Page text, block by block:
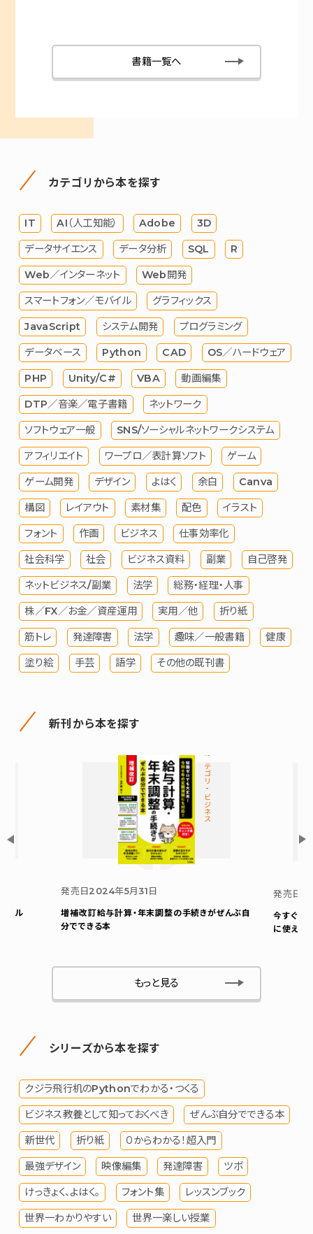
書籍一覧へ
カテゴリから本を探す
IT AI（人工知能） Adobe 3D
データサイエンス データ分析 SQL R
Web／インターネット Web開発
スマートフォン／モバイル グラフィックス
JavaScript システム開発 プログラミング
データベース Python CAD OS／ハードウェア
PHP Unity/C# VBA 動画編集
DTP／音楽／電子書籍 ネットワーク
ソフトウェア一般 SNS/ソーシャルネットワークシステム
アフィリエイト ワープロ／表計算ソフト ゲーム
ゲーム開発 デザイン よはく 余白 Canva
構図 レイアウト 素材集 配色 イラスト
フォント 作画 ビジネス 仕事効率化
社会科学 社会 ビジネス資料 副業 自己啓発
ネットビジネス/副業 法学 総務・経理・人事
株／FX／お金／資産運用 実用／他 折り紙
筋トレ 発達障害 法学 趣味／一般書籍 健康
塗り絵 手芸 語学 その他の既刊書
新刊から本を探す
イル
カテゴリ-ビジネス
発売日 2024年5月31日
増補改訂給与計算・年末調整の手続きがぜんぶ自
分でできる本
発売日
今すぐ伝
に使える
もっと見る
シリーズから本を探す
クジラ飛行机のPythonでわかる・つくる
ビジネス教養として知っておくべき ぜんぶ自分でできる本
新世代 折り紙 ０からわかる！超入門
最強デザイン 映像編集 発達障害 ツボ
けっきょく、よはく。 フォント集 レッスンブック
世界一わかりやすい 世界一楽しい授業